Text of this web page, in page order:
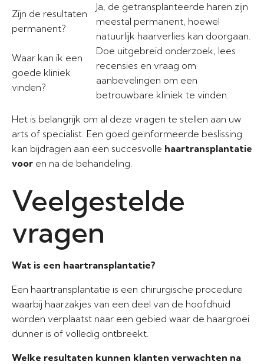
Zijn de resultaten
permanent?
Ja, de getransplanteerde haren zijn
meestal permanent, hoewel
natuurlijk haarverlies kan doorgaan.
Waar kan ik een
goede kliniek
vinden?
Doe uitgebreid onderzoek, lees
recensies en vraag om
aanbevelingen om een
betrouwbare kliniek te vinden.
Het is belangrijk om al deze vragen te stellen aan uw
arts of specialist. Een goed geïnformeerde beslissing
kan bijdragen aan een succesvolle haartransplantatie
voor en na de behandeling.
Veelgestelde
vragen
Wat is een haartransplantatie?
Een haartransplantatie is een chirurgische procedure
waarbij haarzakjes van een deel van de hoofdhuid
worden verplaatst naar een gebied waar de haargroei
dunner is of volledig ontbreekt.
Welke resultaten kunnen klanten verwachten na